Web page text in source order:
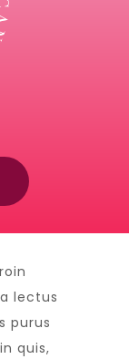
lectus
purus
quis,